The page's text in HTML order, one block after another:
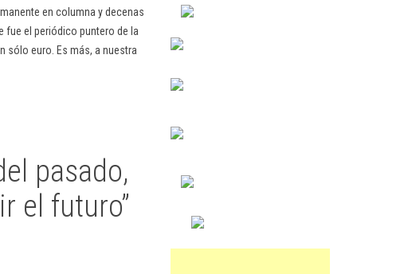
en columna y decenas
fue el periódico puntero de la
sólo euro. Es más, a nuestra
pasado,
el futuro”